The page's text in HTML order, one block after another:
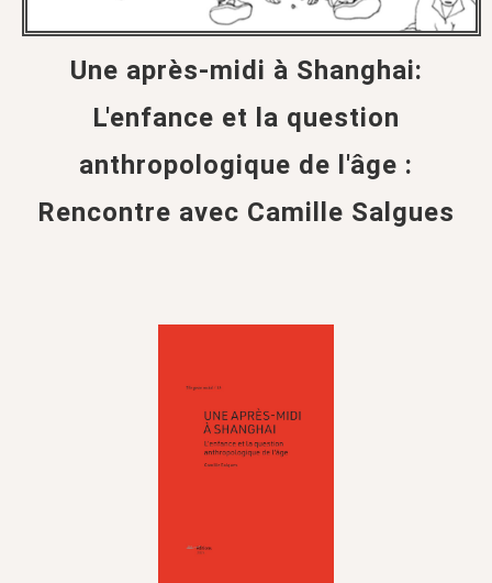
Une après-midi à Shanghai:
L'enfance et la question
anthropologique de l'âge :
Rencontre avec Camille Salgues